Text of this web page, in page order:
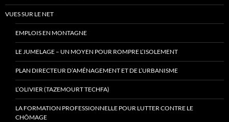
VUES SUR LE NET
EMPLOIS EN MONTAGNE
LE JUMELAGE – UN MOYEN POUR ROMPRE L’ISOLEMENT
PLAN DIRECTEUR D’AMÉNAGEMENT ET DE L’URBANISME
L’OLIVIER (TAZEMOURT TECHFA)
LA FORMATION PROFESSIONNELLE POUR LUTTER CONTRE LE
CHÔMAGE